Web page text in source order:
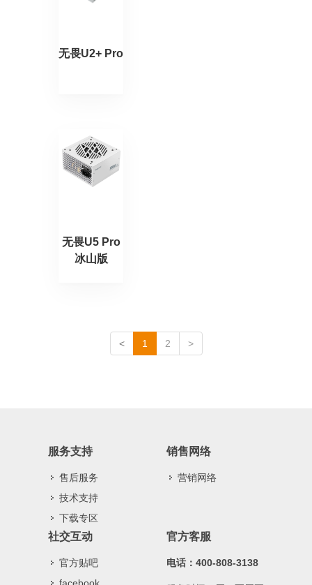
无畏U2+ Pro
无畏U5 Pro
冰山版
< 1 2 >
服务支持
售后服务
技术支持
下载专区
销售网络
营销网络
社交互动
官方贴吧
facebook
官方客服
电话：400-808-3138